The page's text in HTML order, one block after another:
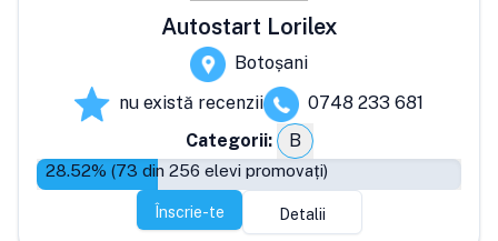
Autostart Lorilex
Botoșani
nu există recenzii
0748 233 681
Categorii:
B
28.52% (73 din 256 elevi promovați)
Înscrie-te Detalii